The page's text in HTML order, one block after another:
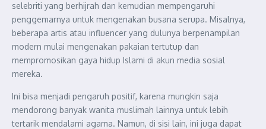
selebriti yang berhijrah dan kemudian mempengaruhi
penggemarnya untuk mengenakan busana serupa. Misalnya,
beberapa artis atau influencer yang dulunya berpenampilan
modern mulai mengenakan pakaian tertutup dan
mempromosikan gaya hidup Islami di akun media sosial
mereka.
Ini bisa menjadi pengaruh positif, karena mungkin saja
mendorong banyak wanita muslimah lainnya untuk lebih
tertarik mendalami agama. Namun, di sisi lain, ini juga dapat